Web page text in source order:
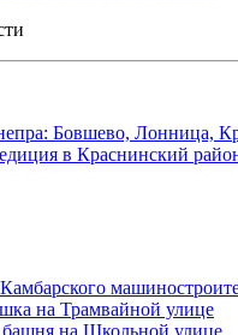
Бовшево, Лонница,
в Краснинский
на Трамвайной улице